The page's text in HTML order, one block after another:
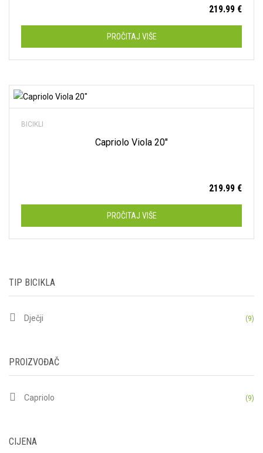
219.99 €
PROČITAJ VIŠE
BICIKLI
Capriolo Viola 20″
219.99 €
PROČITAJ VIŠE
TIP BICIKLA
Dječji (9)
PROIZVOĐAČ
Capriolo (9)
CIJENA